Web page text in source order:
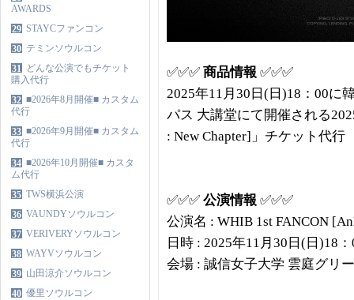
AWARDS
29 STAYCファンコン
30 テミンソウルコン
31 どんな公演でもチケット
購入代行
32 ■2026年8月開催■ カスタム
代行
33 ■2026年9月開催■ カスタム
代行
34 ■2026年10月開催■ カスタ
ム代行
35 TWS横浜公演
36 VAUNDYソウルコン
37 VERIVERYソウルコン
38 WAYVソウルコン
39 山田涼介ソウルコン
40 優里ソウルコン
✅✅✅ 商品情報 ✅✅✅
2025年11月30日(日)18：00に
パス 大講堂にて開催される
: New Chapter]」チケット代行
✅✅✅ 公演情報 ✅✅✅
公演名 : WHIB 1st FANCON
日時 : 2025年11月30日(日)18
会場 : 誠信女子大学 雲庭グリ